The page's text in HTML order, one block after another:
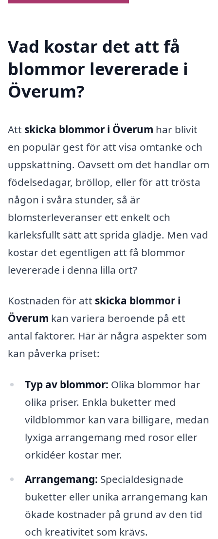
Vad kostar det att få
blommor levererade i
Överum?
Att skicka blommor i Överum har blivit
en populär gest för att visa omtanke och
uppskattning. Oavsett om det handlar om
födelsedagar, bröllop, eller för att trösta
någon i svåra stunder, så är
blomsterleveranser ett enkelt och
kärleksfullt sätt att sprida glädje. Men vad
kostar det egentligen att få blommor
levererade i denna lilla ort?
Kostnaden för att skicka blommor i
Överum kan variera beroende på ett
antal faktorer. Här är några aspekter som
kan påverka priset:
Typ av blommor: Olika blommor har
olika priser. Enkla buketter med
vildblommor kan vara billigare, medan
lyxiga arrangemang med rosor eller
orkidéer kostar mer.
Arrangemang: Specialdesignade
buketter eller unika arrangemang kan
ökade kostnader på grund av den tid
och kreativitet som krävs.